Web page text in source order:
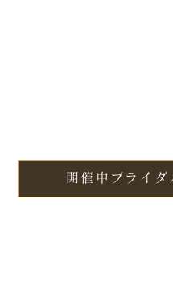
開催中ブライ